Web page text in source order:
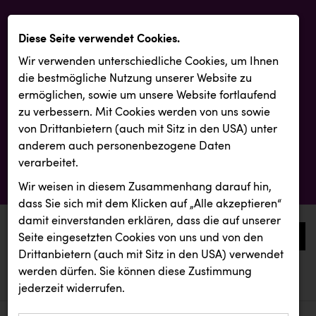
0
aktuelle aussendungen
aktuelle aussendungen
Diese Seite verwendet Cookies.
Wir verwenden unterschiedliche Cookies, um Ihnen
die best­mögliche Nutzung unserer Website zu
ermöglichen, sowie um unsere Website fortlaufend
zu verbessern. Mit Cookies werden von uns sowie
von Drittanbietern (auch mit Sitz in den USA) unter
anderem auch personenbezogene Daten
verarbeitet.
Wir weisen in diesem Zusammenhang darauf hin,
dass Sie sich mit dem Klicken auf „Alle akzeptieren“
damit ein­ver­standen erklären, dass die auf unserer
Seite eingesetzten Cookies von uns und von den
Drittanbietern (auch mit Sitz in den USA) verwendet
werden dürfen. Sie können diese Zustimmung
jederzeit widerrufen.